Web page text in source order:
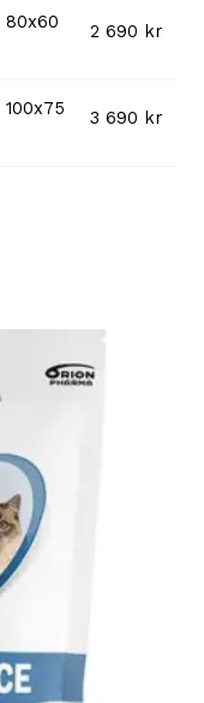
80x60
2 690 kr
3 690 kr